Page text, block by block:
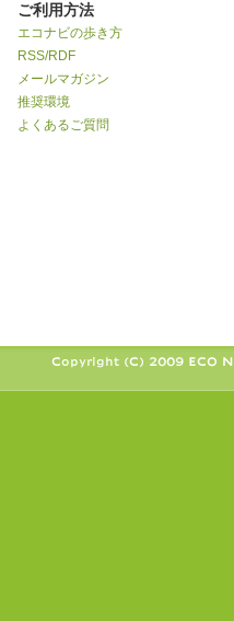
ご利用方法
エコナビの歩き方
RSS/RDF
メールマガジン
推奨環境
よくあるご質問